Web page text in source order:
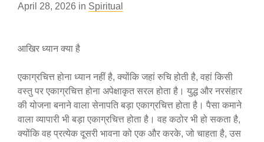
April 28, 2026 in Spiritual
आखिर ध्यान क्या है
एकाग्रचित्त होना ध्यान नहीं है, क्योंकि जहां रुचि होती है, वहां किसी
वस्तु पर एकाग्रचित्त होना अपेक्षाकृत सरल होता है। युद्ध और नरसंहार
की योजना बनाने वाला सेनापति बड़ा एकाग्रचित्त होता है। पैसा कमाने
वाला व्यापारी भी बड़ा एकाग्रचित्त होता है। वह कठोर भी हो सकता है,
क्योंकि वह प्रत्येक दूसरी भावना को एक और करके, जो चाहता है, उस